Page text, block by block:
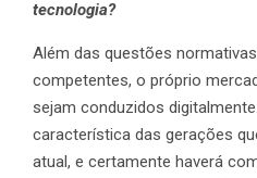
tecnologia?
Além das questões
competentes, o próprio
sejam conduzidos
característica das gerações
atual, e certamente haverá